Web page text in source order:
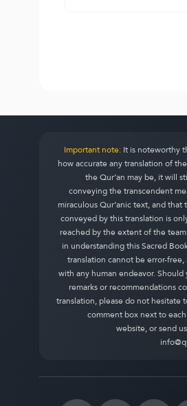
Important note:It is noteworthy
how accurate any translation of
the Qur’an may be, it will
conveying the transcendent
miraculous Qur’anic text, and that
conveyed by this translation is
reached by the extent of the
in understanding this Sacred
translation cannot be error-free,
with any human endeavor. Should
remarks or recommendations
translation, please do not hesitate
comment box next to
website, or send